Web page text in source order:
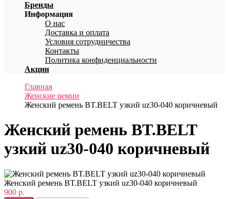
Бренды
Информация
О нас
Доставка и оплата
Условия сотрудничества
Контакты
Политика конфиденциальности
Акции
Главная
Женские ремни
Женский ремень BT.BELT узкий uz30-040 коричневый
Женский ремень BT.BELT
узкий uz30-040 коричневый
Женский ремень BT.BELT узкий uz30-040 коричневый
900 р.